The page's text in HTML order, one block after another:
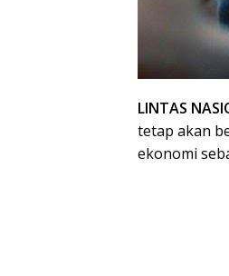
LINTAS
tetap akan
ekonomi